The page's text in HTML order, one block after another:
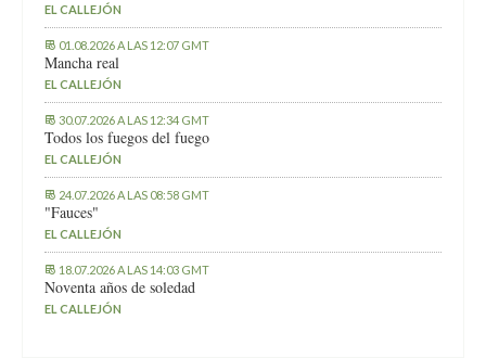
EL CALLEJÓN
01.08.2026 A LAS 12:07 GMT
Mancha real
EL CALLEJÓN
30.07.2026 A LAS 12:34 GMT
Todos los fuegos del fuego
EL CALLEJÓN
24.07.2026 A LAS 08:58 GMT
"Fauces"
EL CALLEJÓN
18.07.2026 A LAS 14:03 GMT
Noventa años de soledad
EL CALLEJÓN